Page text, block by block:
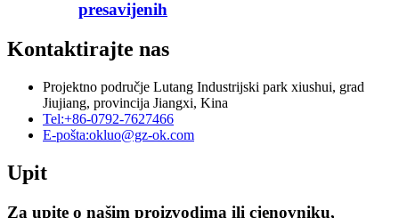
presavijenih
Kontaktirajte nas
Projektno područje Lutang Industrijski park xiushui, grad
Jiujiang, provincija Jiangxi, Kina
Tel:+86-0792-7627466
E-pošta:okluo@gz-ok.com
Upit
Za upite o našim proizvodima ili cjenovniku,